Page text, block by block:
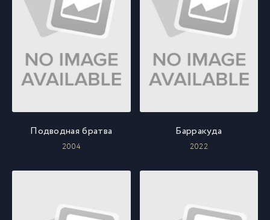
Подводная братва
2004
Барракуда
2022